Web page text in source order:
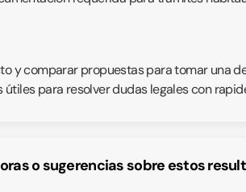
y comparar propuestas para tomar una
para resolver dudas legales con
o sugerencias sobre estos